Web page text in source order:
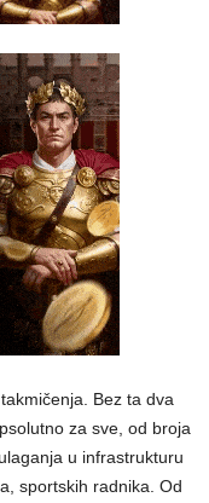
Bez ta dva
za sve, od broja
u infrastrukturu
sportskih radnika. Od